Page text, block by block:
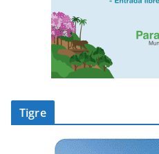
Tigre